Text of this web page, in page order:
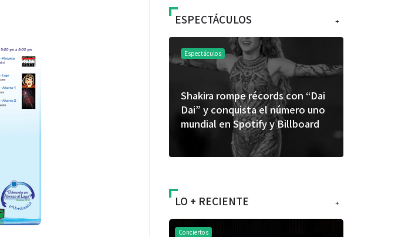
+
ESPECTÁCULOS
Espectáculos
Shakira rompe récords con “Dai
Dai” y conquista el número uno
mundial en Spotify y Billboard
Espectáculos
La marimba une generaciones: el
46.º Festival de Marimba Paiz
+
LO + RECIENTE
Conciertos